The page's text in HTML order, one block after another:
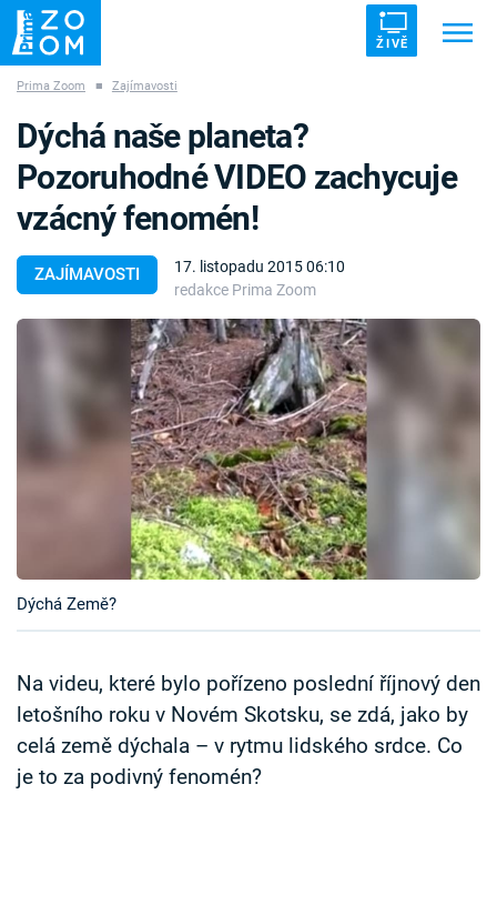
ŽIVĚ
ZÁHADY VETŘELCI DÁVNOVĚKU
Témata
TV Program
Sledujte prima+
Sledujte nás
Prima Zoom ■ Zajímavosti
ZAJÍMAVOSTI
17. listopadu 2015 06:10
redakce Prima Zoom
Dýchá naše planeta?
Pozoruhodné VIDEO zachycuje
vzácný fenomén!
Dýchá Země?
Na videu, které bylo pořízeno poslední říjnový den
letošního roku v Novém Skotsku, se zdá, jako by
celá země dýchala – v rytmu lidského srdce. Co
je to za podivný fenomén?